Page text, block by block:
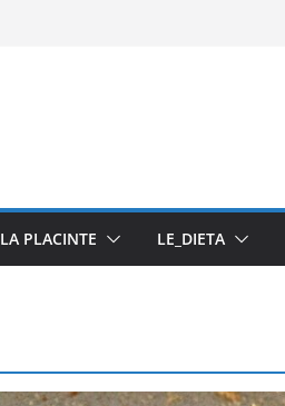
LA PLACINTE LE_DIETA